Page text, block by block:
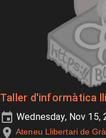
Taller d'informàtica
Wednesday, Nov 15,
Ateneu Llibertari de